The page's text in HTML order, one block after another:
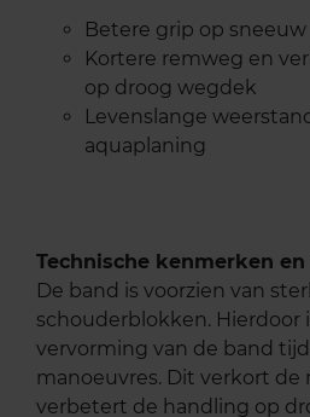
Betere grip op sneeuw
Kortere remweg en
op droog wegdek
Levenslange
aquaplaning
Technische kenmerken
De band is voorzien van
schouderblokken. Hierdoor
vervorming van de band
manoeuvres. Dit verkort de
verbetert de handling op